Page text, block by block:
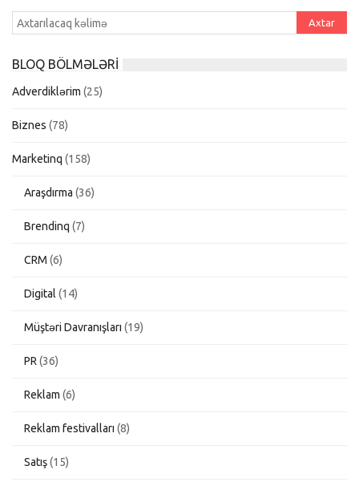
BLOQ BÖLMƏLƏRI
Adverdiklərim (25)
Biznes (78)
Marketinq (158)
Araşdırma (36)
Brendinq (7)
CRM (6)
Digital (14)
Müştəri Davranışları (19)
PR (36)
Reklam (6)
Reklam festivalları (8)
Satış(15)